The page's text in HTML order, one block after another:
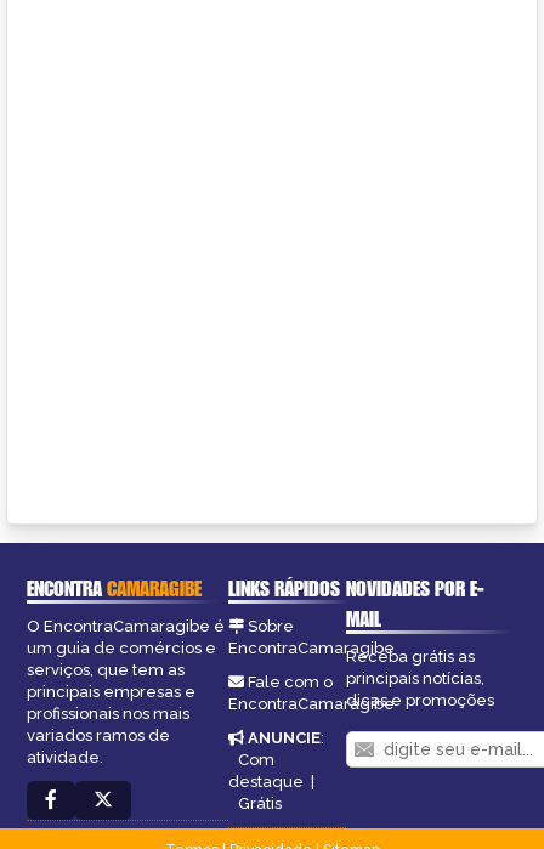
ENCONTRACAMARAGIBE
O EncontraCamaragibe é
um guia de comércios e
serviços, que tem as
principais empresas e
profissionais nos mais
variados ramos de
atividade.
LINKS RÁPIDOS
Sobre
EncontraCamaragibe
Fale com o
EncontraCamaragibe
ANUNCIE:
Com
destaque
Grátis
NOVIDADES POR E-
MAIL
Receba grátis as
principais notícias,
dicas e promoções